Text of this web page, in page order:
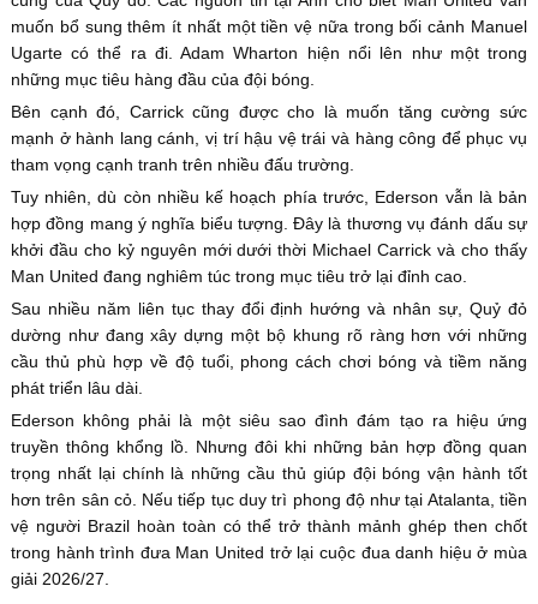
muốn bổ sung thêm ít nhất một tiền vệ nữa trong bối cảnh Manuel
Ugarte có thể ra đi. Adam Wharton hiện nổi lên như một trong
những mục tiêu hàng đầu của đội bóng.
Bên cạnh đó, Carrick cũng được cho là muốn tăng cường sức
mạnh ở hành lang cánh, vị trí hậu vệ trái và hàng công để phục vụ
tham vọng cạnh tranh trên nhiều đấu trường.
Tuy nhiên, dù còn nhiều kế hoạch phía trước, Ederson vẫn là bản
hợp đồng mang ý nghĩa biểu tượng. Đây là thương vụ đánh dấu sự
khởi đầu cho kỷ nguyên mới dưới thời Michael Carrick và cho thấy
Man United đang nghiêm túc trong mục tiêu trở lại đỉnh cao.
Sau nhiều năm liên tục thay đổi định hướng và nhân sự, Quỷ đỏ
dường như đang xây dựng một bộ khung rõ ràng hơn với những
cầu thủ phù hợp về độ tuổi, phong cách chơi bóng và tiềm năng
phát triển lâu dài.
Ederson không phải là một siêu sao đình đám tạo ra hiệu ứng
truyền thông khổng lồ. Nhưng đôi khi những bản hợp đồng quan
trọng nhất lại chính là những cầu thủ giúp đội bóng vận hành tốt
hơn trên sân cỏ. Nếu tiếp tục duy trì phong độ như tại Atalanta, tiền
vệ người Brazil hoàn toàn có thể trở thành mảnh ghép then chốt
trong hành trình đưa Man United trở lại cuộc đua danh hiệu ở mùa
giải 2026/27.